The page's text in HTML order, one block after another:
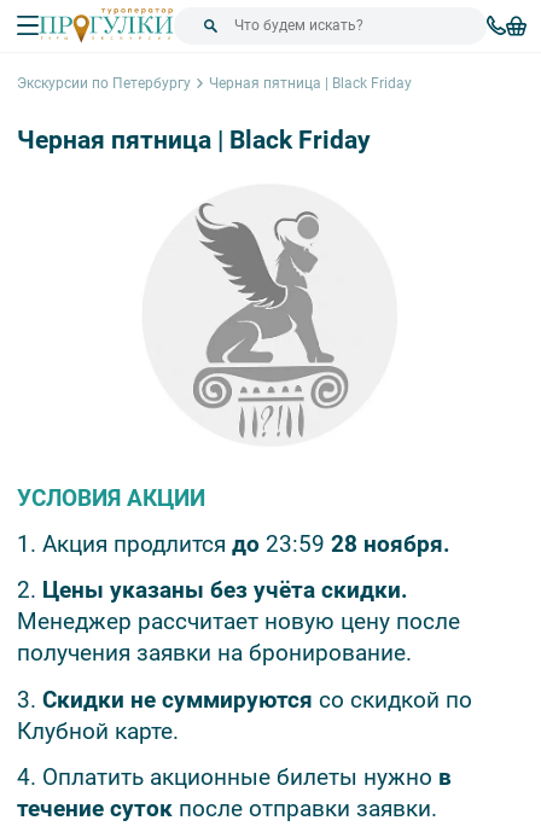
Экскурсии по Петербургу Черная пятница | Black Friday
Черная пятница | Black Friday
УСЛОВИЯ АКЦИИ
1. Акция продлится до 23:59 28 ноября.
2. Цены указаны без учёта скидки.
Менеджер рассчитает новую цену после
получения заявки на бронирование.
3. Скидки не суммируются со скидкой по
Клубной карте.
4. Оплатить акционные билеты нужно в
течение суток после отправки заявки.